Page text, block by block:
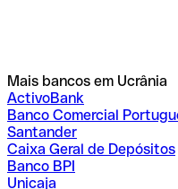
Mais bancos em Ucrânia
ActivoBank
Banco Comercial
Santander
Caixa Geral de Depósitos
Banco BPI
Unicaja